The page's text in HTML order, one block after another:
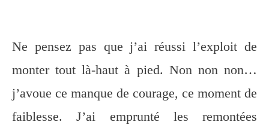
Ne pensez pas que j’ai réussi l’exploit de
monter tout là-haut à pied. Non non non…
j’avoue ce manque de courage, ce moment de
faiblesse. J’ai emprunté les remontées